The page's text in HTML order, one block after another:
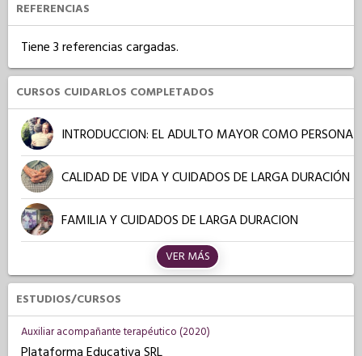
REFERENCIAS
Tiene 3 referencias cargadas.
CURSOS CUIDARLOS COMPLETADOS
INTRODUCCION: EL ADULTO MAYOR COMO PERSONA
CALIDAD DE VIDA Y CUIDADOS DE LARGA DURACIÓN
FAMILIA Y CUIDADOS DE LARGA DURACION
VER MÁS
ESTUDIOS/CURSOS
Auxiliar acompañante terapéutico (2020)
Plataforma Educativa SRL